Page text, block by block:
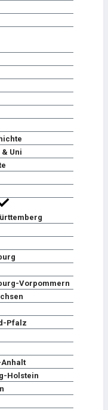
Uni
Vorpommern
Pfalz
Holstein